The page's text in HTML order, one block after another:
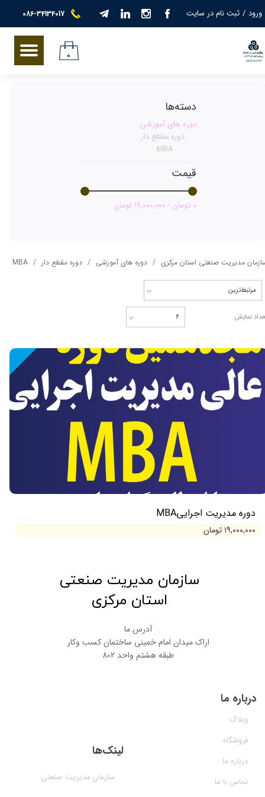
086-34134017 ورود / ثبت نام در سایت
حساب کاربری من
تغییر گذر واژه
خروج از حساب کاربری
۰
مدیریت صنعتی استان مرکزی دوره های آموزشی دوره مقطع دار MBA
مرتبط‌ترین
نمایش ۶
دوره مدیریت اجراییMBA
۱۹,۰۰۰,۰۰۰ تومان
دسته‌ها
دوره های آموزشی
دوره مقطع دار
MBA
قیمت
۰ تومان - ۱۹,۰۰۰,۰۰۰ تومان
​سازمان مدیریت صنعتی
استان مرکزی
آدرس ما
اراک میدان امام خمینی ساختمان کسب وکار
طبقه هشتم واحد 802
وبلاگ
فروشگاه
درباره ما
تماس با ما
درباره ما
لینک‌ها
سازمان مدیریت صنعتی